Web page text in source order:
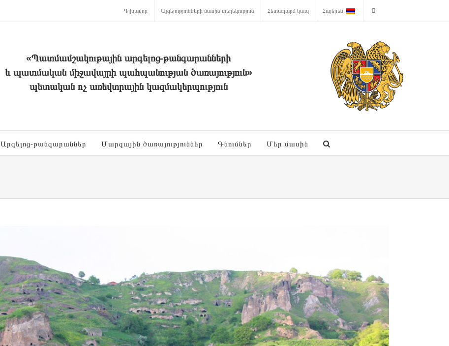
Գլխավոր Այցելությունների մասին տեղեկություն Հետադարձ կապ Հայերեն
«Պատմամշակութային արգելոց-թանգարանների
և պատմական միջավայրի պահպանության ծառայություն»
պետական ոչ առեվտրային կազմակերպություն
Արգելոց-թանգարաններ Մարզային ծառայություններ Գնումներ Մեր մասին